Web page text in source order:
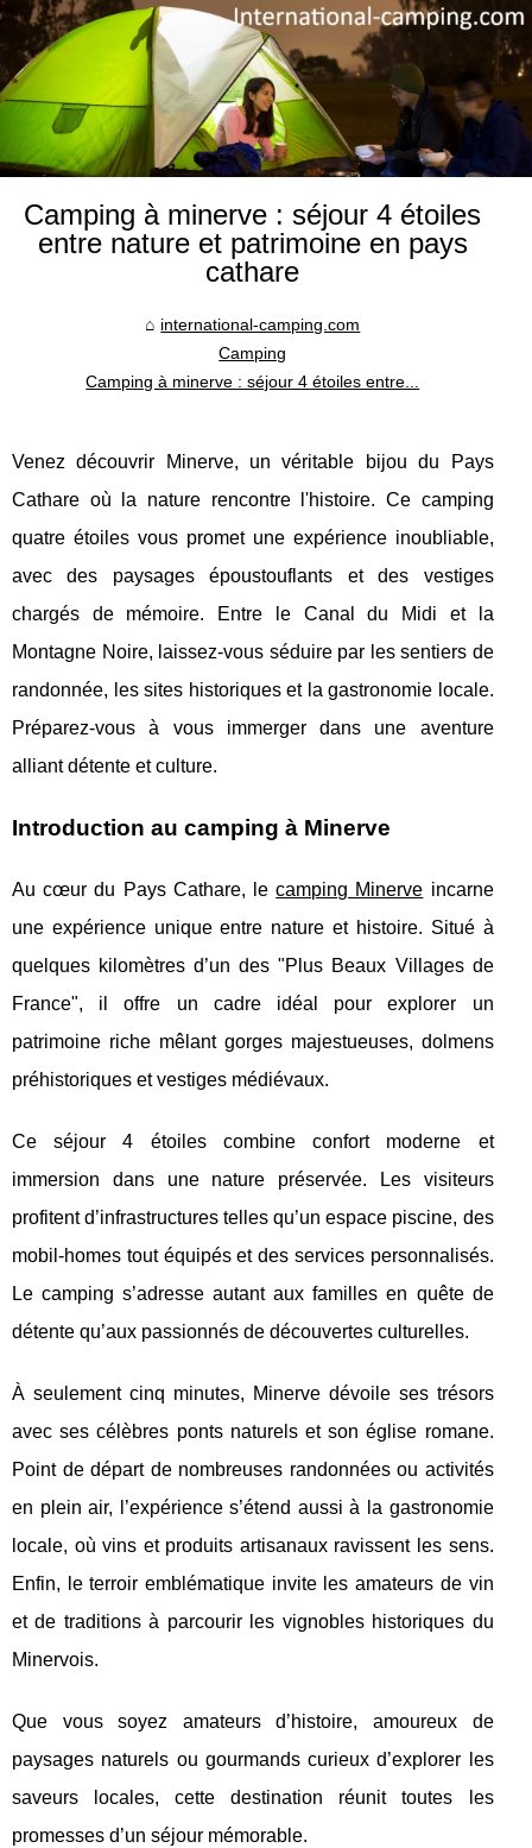
Camping à minerve : séjour 4 étoiles
entre nature et patrimoine en pays
cathare
international-camping.com
Camping
Camping à minerve : séjour 4 étoiles entre...
Venez découvrir Minerve, un véritable bijou du Pays
Cathare où la nature rencontre l'histoire. Ce camping
quatre étoiles vous promet une expérience inoubliable,
avec des paysages époustouflants et des vestiges
chargés de mémoire. Entre le Canal du Midi et la
Montagne Noire, laissez-vous séduire par les sentiers de
randonnée, les sites historiques et la gastronomie locale.
Préparez-vous à vous immerger dans une aventure
alliant détente et culture.
Introduction au camping à Minerve
Au cœur du Pays Cathare, lecamping Minerve incarne
une expérience unique entre nature et histoire. Situé à
quelques kilomètres d’un des "Plus Beaux Villages de
France", il offre un cadre idéal pour explorer un
patrimoine riche mêlant gorges majestueuses, dolmens
préhistoriques et vestiges médiévaux.
Ce séjour 4 étoiles combine confort moderne et
immersion dans une nature préservée. Les visiteurs
profitent d’infrastructures telles qu’un espace piscine, des
mobil-homes tout équipés et des services personnalisés.
Le camping s’adresse autant aux familles en quête de
détente qu’aux passionnés de découvertes culturelles.
À seulement cinq minutes, Minerve dévoile ses trésors
avec ses célèbres ponts naturels et son église romane.
Point de départ de nombreuses randonnées ou activités
en plein air, l’expérience s’étend aussi à la gastronomie
locale, où vins et produits artisanaux ravissent les sens.
Enfin, le terroir emblématique invite les amateurs de vin
et de traditions à parcourir les vignobles historiques du
Minervois.
Que vous soyez amateurs d’histoire, amoureux de
paysages naturels ou gourmands curieux d’explorer les
saveurs locales, cette destination réunit toutes les
promesses d’un séjour mémorable.